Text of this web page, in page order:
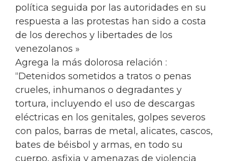
política seguida por las autoridades en su
respuesta a las protestas han sido a costa
de los derechos y libertades de los
venezolanos »
Agrega la más dolorosa relación :
“Detenidos sometidos a tratos o penas
crueles, inhumanos o degradantes y
tortura, incluyendo el uso de descargas
eléctricas en los genitales, golpes severos
con palos, barras de metal, alicates, cascos,
bates de béisbol y armas, en todo su
cuerpo, asfixia y amenazas de violencia